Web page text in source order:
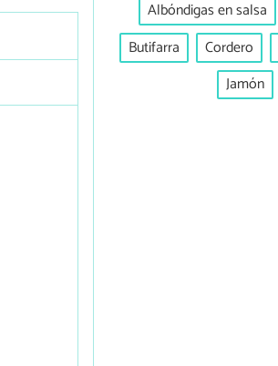
Albóndigas en salsa
Butifarra
Cordero
Jamón